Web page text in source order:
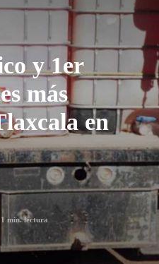
y 1er
más
en
1 min. lectura